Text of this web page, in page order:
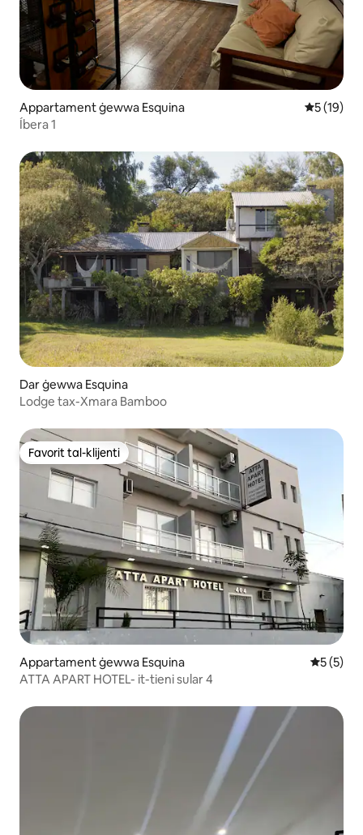
Appartament ġewwa Esquina Rating
5 (19)
Íbera 1
Dar ġewwa Esquina
Lodge tax-Xmara Bamboo
Favorit tal-klijenti
Favorit tal-klijenti
Appartament ġewwa Esquina Rating
5 (5)
ATTA APART HOTEL- it-tieni sular 4